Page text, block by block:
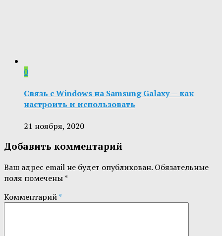
0
Связь с Windows на Samsung Galaxy — как
настроить и использовать
21 ноября, 2020
Добавить комментарий
Ваш адрес email не будет опубликован. Обязательные
поля помечены*
Комментарий*